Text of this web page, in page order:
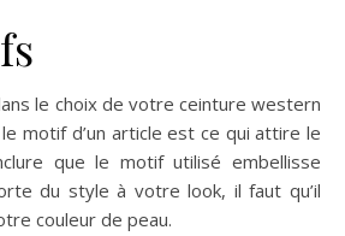
le choix de votre ceinture western
motif d’un article est ce qui attire le
que le motif utilisé embellisse
du style à votre look, il faut qu’il
couleur de peau.